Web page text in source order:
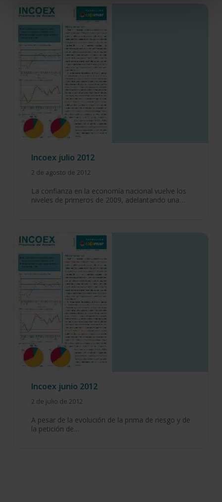
Incoex julio 2012
2 de agosto de 2012
La confianza en la economía nacional vuelve los
niveles de primeros de 2009, adelantando una…
Incoex junio 2012
2 de julio de 2012
A pesar de la evolución de la prima de riesgo y de
la petición de…